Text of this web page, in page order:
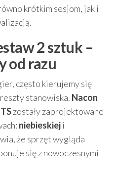
krótkim sesjom, jak i
2 sztuk –
od razu
często kierujemy się
stanowiska. Nacon
zostały zaprojektowane
niebieskieji
że sprzęt wygląda
się z nowoczesnymi